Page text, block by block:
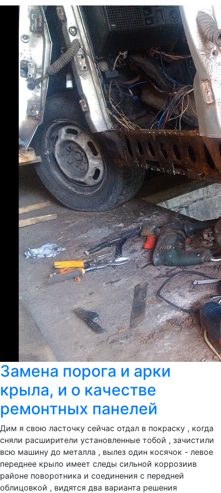
Замена порога и арки
крыла, и о качестве
ремонтных панелей
Дим я свою ласточку сейчас отдал в покраску , когда
сняли расширители установленные тобой , зачистили
всю машину до металла , вылез один косячок - левое
переднее крыло имеет следы сильной коррозиив
районе поворотника и соединения с передней
облицовкой , видятся два варианта решения